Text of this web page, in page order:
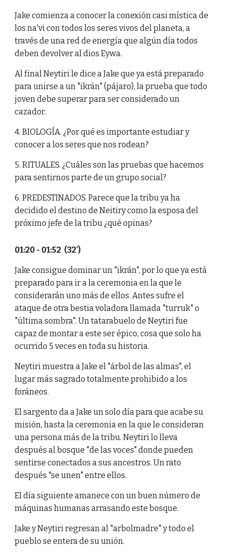
Jake comienza a conocer la conexión casi mística de
los na'vi con todos los seres vivos del planeta, a
través de una red de energía que algún día todos
deben devolver al dios Eywa.
Al final Neytiri le dice a Jake que ya está preparado
para unirse a un "ikrán" (pájaro), la prueba que todo
joven debe superar para ser considerado un
cazador.
4. BIOLOGÍA. ¿Por qué es importante estudiar y
conocer a los seres que nos rodean?
5. RITUALES. ¿Cuáles son las pruebas que hacemos
para sentirnos parte de un grupo social?
6. PREDESTINADOS. Parece que la tribu ya ha
decidido el destino de Neitiry como la esposa del
próximo jefe de la tribu ¿qué opinas?
01:20 - 01:52 (32')
Jake consigue dominar un "ikrán", por lo que ya está
preparado para ir a la ceremonia en la que le
considerarán uno más de ellos. Antes sufre el
ataque de otra bestia voladora llamada "turruk" o
"última sombra". Un tatarabuelo de Neytiri fue
capaz de montar a este ser épico, cosa que solo ha
ocurrido 5 veces en toda su historia.
Neytiri muestra a Jake el "árbol de las almas", el
lugar más sagrado totalmente prohibido a los
foráneos.
El sargento da a Jake un solo día para que acabe su
misión, hasta la ceremonia en la que le consideran
una persona más de la tribu. Neytiri lo lleva
después al bosque "de las voces" donde pueden
sentirse conectados a sus ancestros. Un rato
después "se unen" entre ellos.
El día siguiente amanece con un buen número de
máquinas humanas arrasando este bosque.
Jake y Neytiri regresan al "arbolmadre" y todo el
pueblo se entera de su unión.